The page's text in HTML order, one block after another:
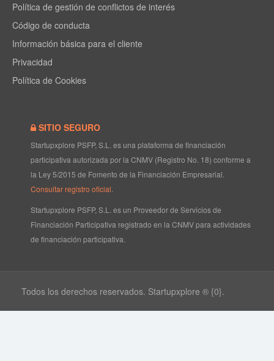
Política de gestión de conflictos de interés
Código de conducta
Información básica para el cliente
Privacidad
Política de Cookies
SITIO SEGURO
Startupxplore PSFP, S.L. es una plataforma de financiación
participativa autorizada por la CNMV (Registro No. 18) conforme a
la Ley 5/2015 de Fomento de la Financiación Empresarial.
Consultar registro oficial
Startupxplore PSFP, S.L. es un Proveedor de Servicios de
Financiación Participativa registrado en la CNMV para actividades
de financiación participativa.
Todos los derechos reservados. Startupxplore ® {0}.